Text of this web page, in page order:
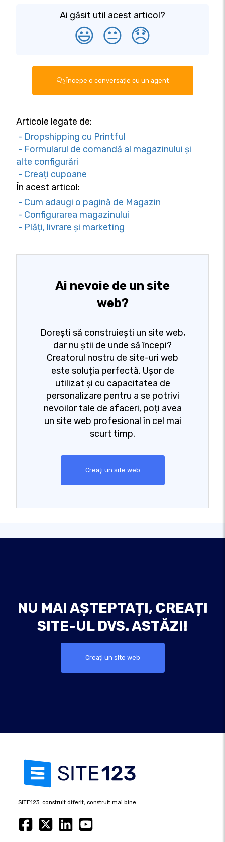
Ai găsit util acest articol?
😃 😐 😞
Începe o conversaţie cu un agent
Articole legate de:
- Dropshipping cu Printful
- Formularul de comandă al magazinului și
alte configurări
- Creați cupoane
În acest articol:
- Cum adaugi o pagină de Magazin
- Configurarea magazinului
- Plăți, livrare și marketing
Ai nevoie de un site
web?
Dorești să construiești un site web,
dar nu știi de unde să începi?
Creatorul nostru de site-uri web
este soluția perfectă. Ușor de
utilizat și cu capacitatea de
personalizare pentru a se potrivi
nevoilor tale de afaceri, poți avea
un site web profesional în cel mai
scurt timp.
Creaţi un site web
NU MAI AȘTEPTAȚI, CREAȚI
SITE-UL DVS. ASTĂZI!
Creaţi un site web
SITE123: construit diferit, construit mai bine.